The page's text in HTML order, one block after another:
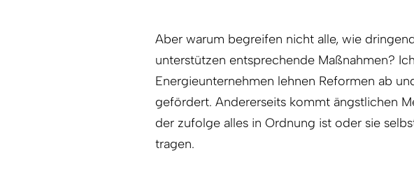
Aber warum begreifen nicht alle, wie
unterstützen entsprechende Maßnahmen?
Energieunternehmen lehnen Reformen ab
gefördert. Andererseits kommt ängstlichen
der zufolge alles in Ordnung ist oder sie
tragen.